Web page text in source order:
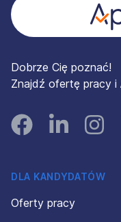
Dobrze Cię poznać!
Znajdź ofertę pracy i
FacebookLinked In
DLA KANDYDATÓW
Oferty pracy